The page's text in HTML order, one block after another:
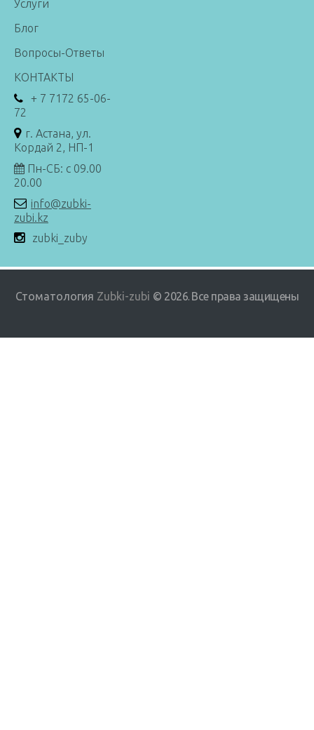
Услуги
Блог
Вопросы-Ответы
КОНТАКТЫ
+ 7 7172 65-06-
72
г. Астана, ул.
Кордай 2, НП-1
Пн-СБ: с 09.00
20.00
info@zubki-
zubi.kz
zubki_zuby
Стоматология Zubki-zubi © 2026. Все права защищены